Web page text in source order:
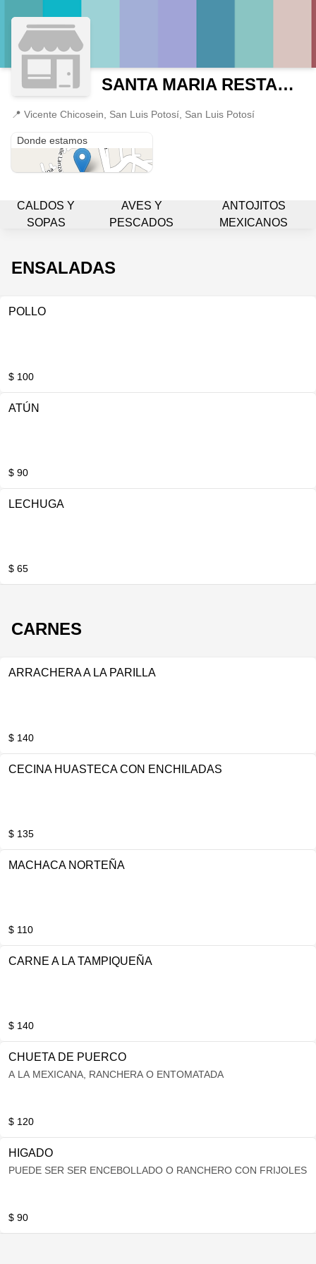
SANTA MARIA RESTAURANTE
📍 Vicente Chicosein, San Luis Potosí, San Luis Potosí
Donde estamos
CALDOS Y
SOPAS
AVES Y
PESCADOS
ANTOJITOS
MEXICANOS
ENSALADAS
POLLO
$ 100
ATÚN
$ 90
LECHUGA
$ 65
CARNES
ARRACHERA A LA PARILLA
$ 140
CECINA HUASTECA CON ENCHILADAS
$ 135
MACHACA NORTEÑA
$ 110
CARNE A LA TAMPIQUEÑA
$ 140
CHUETA DE PUERCO
A LA MEXICANA, RANCHERA O ENTOMATADA
$ 120
HIGADO
PUEDE SER SER ENCEBOLLADO O RANCHERO CON FRIJOLES
$ 90